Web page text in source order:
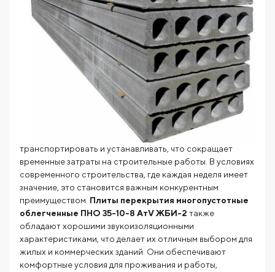
транспортировать и устанавливать, что сокращает
временные затраты на строительные работы. В условиях
современного строительства, где каждая неделя имеет
значение, это становится важным конкурентным
преимуществом. Плиты перекрытия многопустотные
облегченные ПНО 35-10-8 АтV ЖБИ-2 также
обладают хорошими звукоизоляционными
характеристиками, что делает их отличным выбором для
жилых и коммерческих зданий. Они обеспечивают
комфортные условия для проживания и работы,